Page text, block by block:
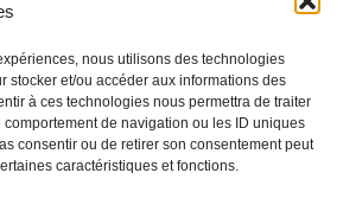
nous utilisons des technologies
stocker et/ou accéder aux informations des
à ces technologies nous permettra de traiter
de navigation ou les ID uniques
consentir ou de retirer son consentement peut
caractéristiques et fonctions.